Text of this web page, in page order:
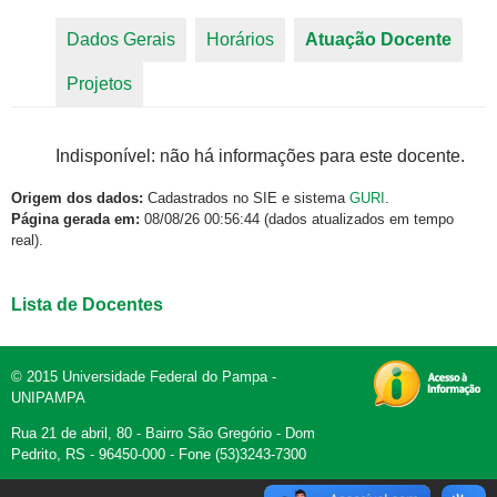
Dados Gerais Horários Atuação Docente
Projetos
Indisponível: não há informações para este docente.
Origem dos dados: Cadastrados no SIE e sistema GURI .
Página gerada em: 08/08/26 00:56:44 (dados atualizados em tempo
real).
Lista de Docentes
© 2015 Universidade Federal do Pampa -
UNIPAMPA
Rua 21 de abril, 80 - Bairro São Gregório - Dom
Pedrito, RS - 96450-000 - Fone (53)3243-7300